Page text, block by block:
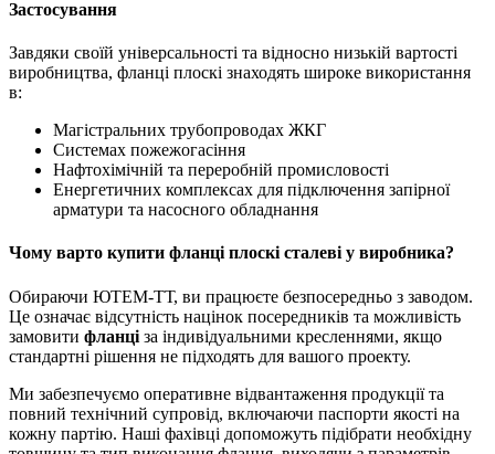
Застосування
Завдяки своїй універсальності та відносно низькій вартості
виробництва, фланці плоскі знаходять широке використання
в:
Магістральних трубопроводах ЖКГ
Системах пожежогасіння
Нафтохімічній та переробній промисловості
Енергетичних комплексах для підключення запірної
арматури та насосного обладнання
Чому варто купити фланці плоскі сталеві у виробника?
Обираючи ЮТЕМ-ТТ, ви працюєте безпосередньо з заводом.
Це означає відсутність націнок посередників та можливість
замовити фланці за індивідуальними кресленнями, якщо
стандартні рішення не підходять для вашого проекту.
Ми забезпечуємо оперативне відвантаження продукції та
повний технічний супровід, включаючи паспорти якості на
кожну партію. Наші фахівці допоможуть підібрати необхідну